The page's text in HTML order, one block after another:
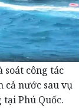
soát công tác
cả nước sau vụ
Phú Quốc.